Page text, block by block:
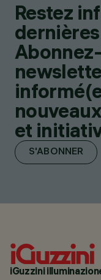
Restez
et
S'ABONNER
iGuzzini